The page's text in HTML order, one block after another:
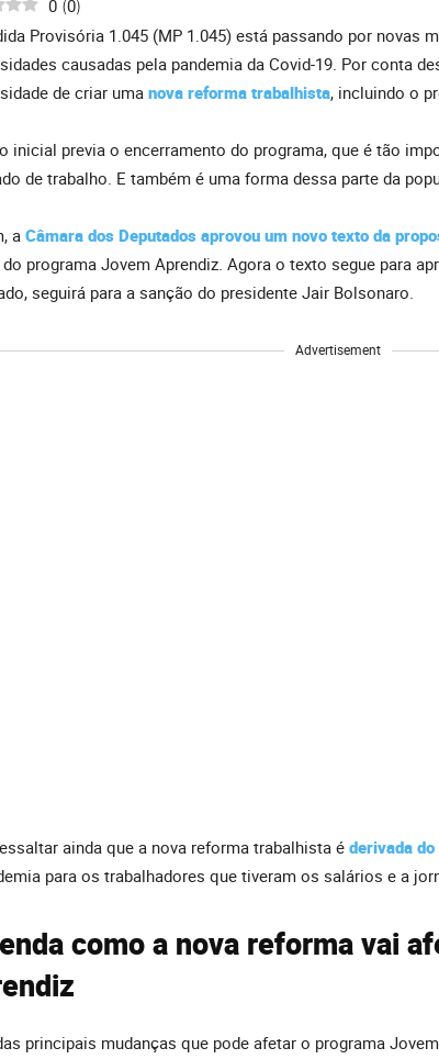
0 (0)
Provisória 1.045 (MP 1.045) está passando por novas
causadas pela pandemia da Covid-19. Por conta
de criar umanova reforma trabalhista, incluindo o
inicial previa o encerramento do programa, que é tão
de trabalho. E também é uma forma dessa parte da
a Câmara dos Deputados aprovou um novo texto da
programa Jovem Aprendiz. Agora o texto segue para
seguirá para a sanção do presidente Jair Bolsonaro.
Advertisement
ainda que a nova reforma trabalhista é derivada do
para os trabalhadores que tiveram os salários e a
como a nova reforma vai
principais mudanças que pode afetar o programa